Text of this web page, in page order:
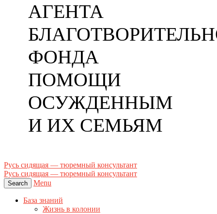
АГЕНТА
ФОНДА
ПОМОЩИ
ОСУЖДЕННЫМ
И ИХ СЕМЬЯМ
Русь сидящая — тюремный консультант
Русь сидящая — тюремный консультант
Search Menu
База знаний
Жизнь в колонии